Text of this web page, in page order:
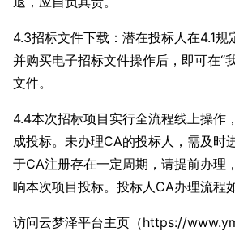
4.3招标文件下载：潜在投标人在4.1规
并购买电子招标文件操作后，即可在“
文件。
4.4本次招标项目实行全流程线上操作
成投标。未办理CA的投标人，需及时
于CA注册存在一定周期，请提前办理
响本次项目投标。投标人CA办理流程
访问云梦泽平台主页（https://